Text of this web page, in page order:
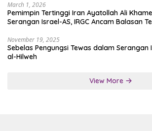
March 1, 2026
Pemimpin Tertinggi Iran Ayatollah Ali
Serangan Israel-AS, IRGC Ancam Balasan
November 19, 2025
Sebelas Pengungsi Tewas dalam Serangan
al-Hilweh
View More